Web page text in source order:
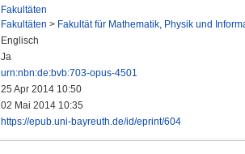
Fakultäten
Fakultäten > Fakultät für Mathematik, Physik und
Englisch
Ja
urn:nbn:de:bvb:703-opus-4501
25 Apr 2014 10:50
02 Mai 2014 10:35
https://epub.uni-bayreuth.de/id/eprint/604